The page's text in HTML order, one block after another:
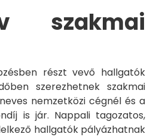
szakmai
részt vevő hallgatók
szerezhetnek szakmai
nemzetközi cégnél és a
is jár. Nappali tagozatos,
hallgatók pályázhatnak